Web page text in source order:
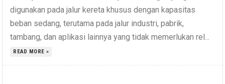
digunakan pada jalur kereta khusus dengan kapasitas
beban sedang, terutama pada jalur industri, pabrik,
tambang, dan aplikasi lainnya yang tidak memerlukan rel...
READ MORE »